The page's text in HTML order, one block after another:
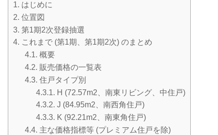
1. はじめに
2. 位置図
3. 第1期2次登録抽選
4. これまで (第1期、第1期2次) のまとめ
4.1. 概要
4.2. 販売価格の一覧表
4.3. 住戸タイプ別
4.3.1. H (72.57m2、南東リビング、中住戸)
4.3.2. J (84.95m2、南西角住戸)
4.3.3. K (92.21m2、南東角住戸)
4.4. 主な価格指標等 (プレミアム住戸を除)